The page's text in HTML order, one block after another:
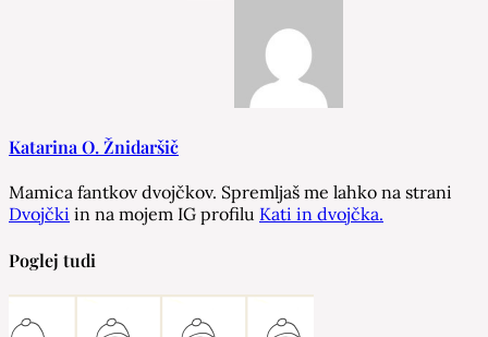
Katarina O. Žnidaršič
Mamica fantkov dvojčkov. Spremljaš me lahko na strani
Dvojčki in na mojem IG profilu Kati in dvojčka.
Poglej tudi